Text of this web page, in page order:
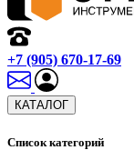
+7 (905) 670-17-69
КАТАЛОГ
Список категорий